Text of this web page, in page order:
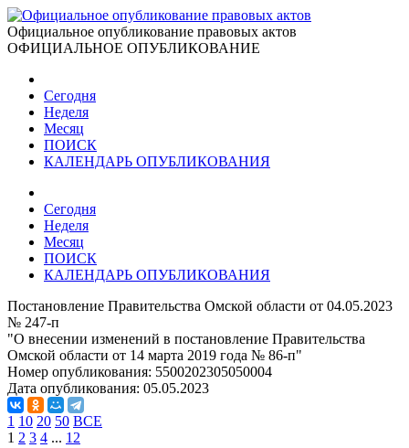
Официальное опубликование правовых актов
ОФИЦИАЛЬНОЕ ОПУБЛИКОВАНИЕ
Сегодня
Неделя
Месяц
ПОИСК
КАЛЕНДАРЬ ОПУБЛИКОВАНИЯ
Сегодня
Неделя
Месяц
ПОИСК
КАЛЕНДАРЬ ОПУБЛИКОВАНИЯ
Постановление Правительства Омской области от 04.05.2023
№ 247-п
"О внесении изменений в постановление Правительства
Омской области от 14 марта 2019 года № 86-п"
Номер опубликования: 5500202305050004
Дата опубликования: 05.05.2023
1 10 20 50 ВСЕ
1 2 3 4 ... 12